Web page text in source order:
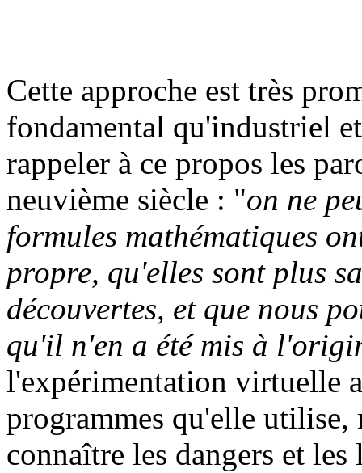
Cette approche est très
fondamental qu'industriel
rappeler à ce propos les
neuvième siècle : "on ne
formules mathématiques
propre, qu'elles sont plus
découvertes, et que nous
qu'il n'en a été mis à
l'expérimentation virtuelle
programmes qu'elle
connaître les dangers et